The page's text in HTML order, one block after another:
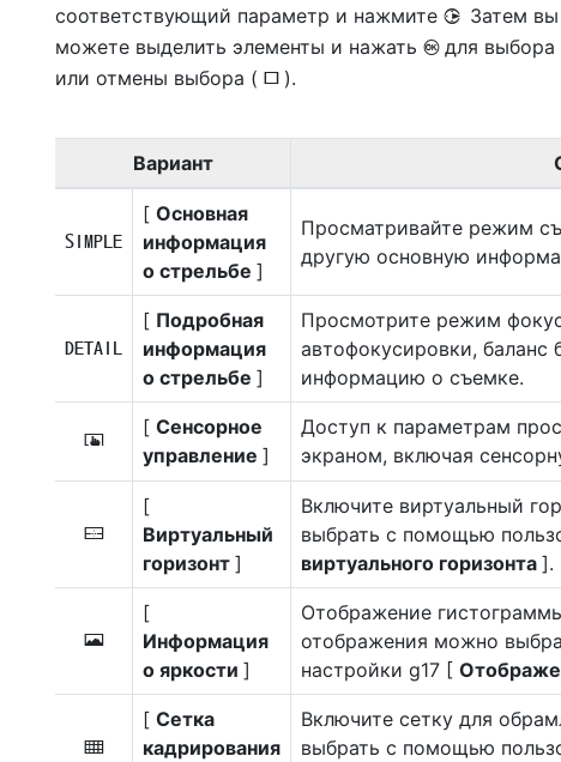
соответствующий параметр и нажмите 2 Затем вы
можете выделить элементы и нажать J для выбора
или отмены выбора ( U ).
Вариант
A
[ Основная
информация
о стрельбе ]
Просматривайте режим
другую основную
B
[ Подробная
информация
о стрельбе ]
Просмотрите режим
автофокусировки, баланс
информацию о съемке.
C
[ Сенсорное
управление ]
Доступ к параметрам
экраном, включая
D
[
Виртуальный
горизонт ]
Включите виртуальный
выбрать с помощью
виртуального горизонта ].
E
[
Информация
о яркости ]
Отображение
отображения можно
настройки g17 [
b
[ Сетка
кадрирования
Включите сетку для
выбрать с помощью